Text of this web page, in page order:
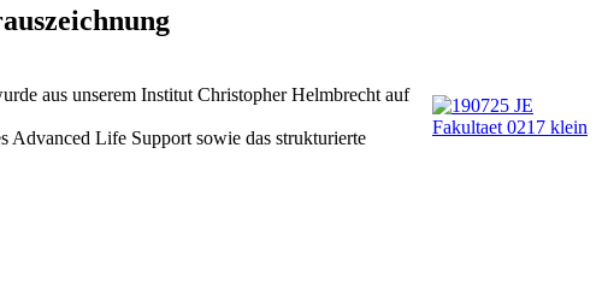
aus unserem Institut Christopher Helmbrecht auf
Advanced Life Support sowie das strukturierte